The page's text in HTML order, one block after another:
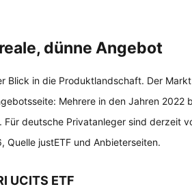
dünne Angebot
Blick in die Produktlandschaft. Der
Mehrere in den Jahren 2022
deutsche Privatanleger sind derzeit
Quelle justETF und Anbieterseiten.
UCITS ETF